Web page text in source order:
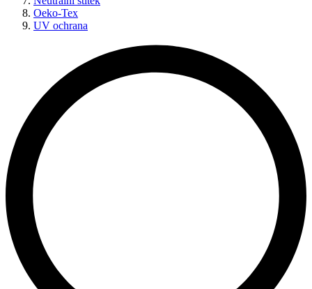
Oeko-Tex
UV ochrana